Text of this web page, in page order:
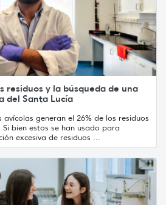
residuos y la búsqueda de una
del Santa Lucía
generan el 26% de los residuos
bien estos se han usado para
excesiva de residuos ...